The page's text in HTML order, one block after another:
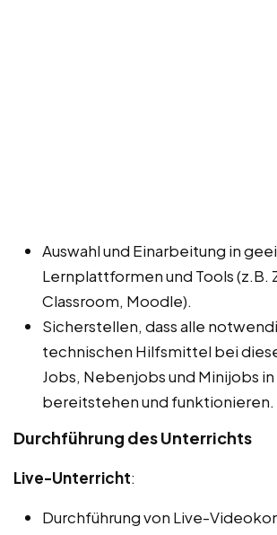
Auswahl und Einarbeitung in
Lernplattformen und Tools (z.B.
Classroom, Moodle).
Sicherstellen, dass alle
technischen Hilfsmittel bei
Jobs, Nebenjobs und Minijobs in
bereitstehen und funktionieren.
Durchführung des Unterrichts
Live-Unterricht:
Durchführung von Live-